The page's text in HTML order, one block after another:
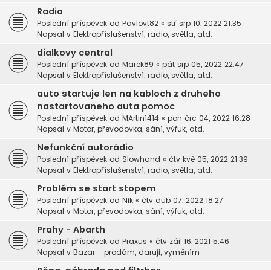
Radio
Poslední příspěvek od Pavlovt82 « stř srp 10, 2022 21:35
Napsal v Elektropříslušenství, radio, světla, atd.
dialkovy central
Poslední příspěvek od Marek89 « pát srp 05, 2022 22:47
Napsal v Elektropříslušenství, radio, světla, atd.
auto startuje len na kabloch z druheho
nastartovaneho auta pomoc
Poslední příspěvek od MArtin1414 « pon črc 04, 2022 16:28
Napsal v Motor, převodovka, sání, výfuk, atd.
Nefunkční autorádio
Poslední příspěvek od Slowhand « čtv kvě 05, 2022 21:39
Napsal v Elektropříslušenství, radio, světla, atd.
Problém se start stopem
Poslední příspěvek od Nik « čtv dub 07, 2022 18:27
Napsal v Motor, převodovka, sání, výfuk, atd.
Prahy - Abarth
Poslední příspěvek od Praxus « čtv zář 16, 2021 5:46
Napsal v Bazar - prodám, daruji, vyměním